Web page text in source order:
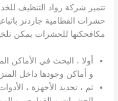
تتميز شركة رواد التنظيف
حشرات القطامية جاردنز
مكافحكتها للحشرات يمكن
أولا ، البحث في الأماكن
و أماكن وجودها داخل
ثم ، تحديد الأجهزة ،